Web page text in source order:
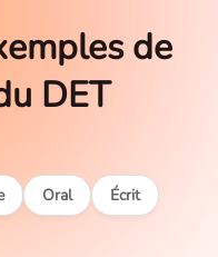
de
DET
Oral Écrit